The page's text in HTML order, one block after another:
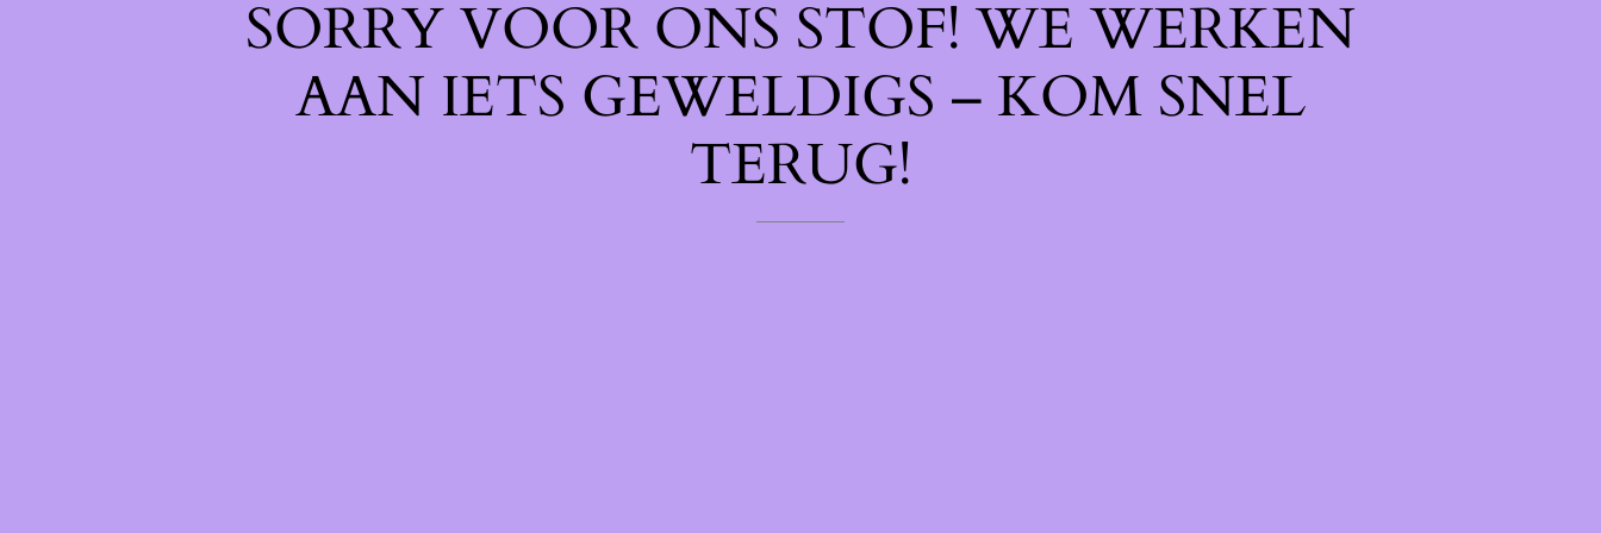
SORRY VOOR ONS STOF! WE WERKEN
AAN IETS GEWELDIGS – KOM SNEL
TERUG!